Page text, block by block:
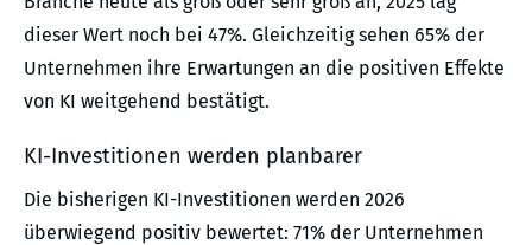
dieser Wert noch bei 47%. Gleichzeitig sehen 65% der
Unternehmen ihre Erwartungen an die positiven Effekte
von KI weitgehend bestätigt.
KI-Investitionen werden planbarer
Die bisherigen KI-Investitionen werden 2026
überwiegend positiv bewertet: 71% der Unternehmen